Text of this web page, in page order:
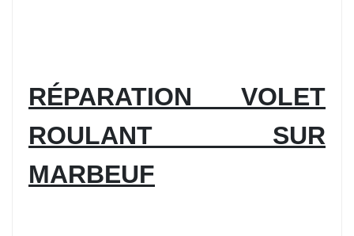
RÉPARATION VOLET
ROULANT SUR
MARBEUF